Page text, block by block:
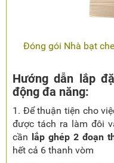
Đóng gói Nhà bạt
Hướng dẫn lắp
động đa năng:
1. Để thuận tiện cho
được tách ra làm đôi
cần lắp ghép 2 đoạn
hết cả 6 thanh vòm